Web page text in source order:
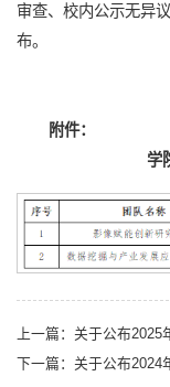
审查、校内公示无异
布。
附件：
学
上一篇： 关于公布2025
下一篇： 关于公布2024